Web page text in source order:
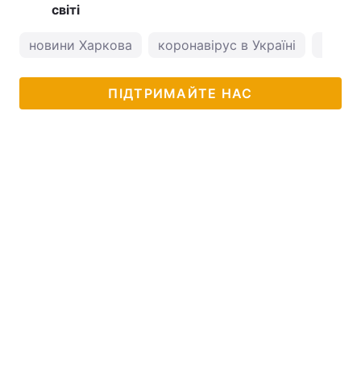
світі
новини Харкова коронавірус в Україні
ПІДТРИМАЙТЕ НАС